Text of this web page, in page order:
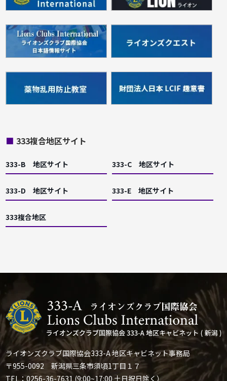
■ 333複合地区サイト
333-B 地区サイト 333-C 地区サイト
333-D 地区サイト 333-E 地区サイト
333複合地区
ライオンズクラブ国際協会333-A 地区キャビネット事務局
〒955-0092 新潟県三条市須頃1丁目１７
TEL：0256-36-7631 (9:00~17:00 土日祝日除く）